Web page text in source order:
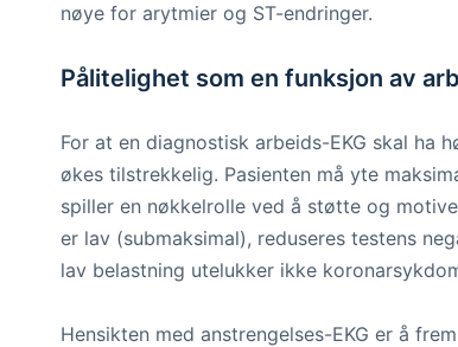
nøye for arytmier og ST-endringer.
Pålitelighet som en funksjon av
For at en diagnostisk arbeids-EKG skal ha
økes tilstrekkelig. Pasienten må yte
spiller en nøkkelrolle ved å støtte og
er lav (submaksimal), reduseres testens
lav belastning utelukker ikke
Hensikten med anstrengelses-EKG er å